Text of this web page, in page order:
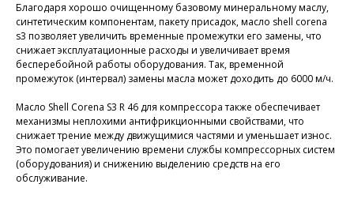
Благодаря хорошо очищенному базовому минеральному маслу,
синтетическим компонентам, пакету присадок, масло shell corena
s3 позволяет увеличить временные промежутки его замены, что
снижает эксплуатационные расходы и увеличивает время
бесперебойной работы оборудования. Так, временной
промежуток (интервал) замены масла может доходить до 6000 м/ч.
Масло Shell Corena S3 R 46 для компрессора также обеспечивает
механизмы неплохими антифрикционными свойствами, что
снижает трение между движущимися частями и уменьшает износ.
Это помогает увеличению времени службы компрессорных систем
(оборудования) и снижению выделению средств на его
обслуживание.